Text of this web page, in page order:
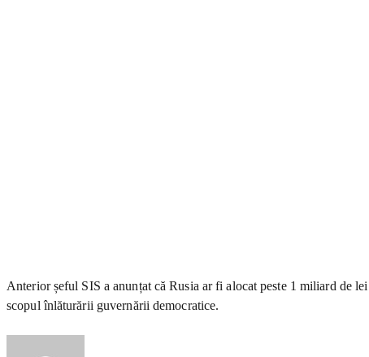
Anterior șeful SIS a anunțat că Rusia ar fi alocat peste 1 miliard de
scopul înlăturării guvernării democratice.